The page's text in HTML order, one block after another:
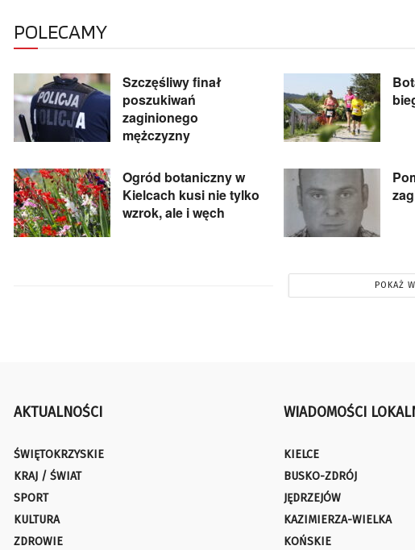
POLECAMY
Szczęśliwy finał
poszukiwań
zaginionego
mężczyzny
Ogród botaniczny w
Kielcach kusi nie tylko
wzrok, ale i węch
POKAŻ
AKTUALNOŚCI
ŚWIĘTOKRZYSKIE
KRAJ / ŚWIAT
SPORT
KULTURA
ZDROWIE
WIADOMOŚCI
KIELCE
BUSKO-ZDRÓJ
JĘDRZEJÓW
KAZIMIERZA-WIELKA
KOŃSKIE